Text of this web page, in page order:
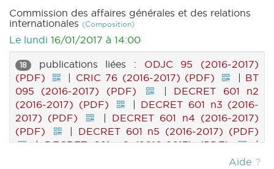
Commission des affaires générales et des relations
internationales (Composition)
Le lundi 16/01/2017 à 14:00
18 publications liées : ODJC 95 (2016-2017)
(PDF)
| CRIC 76 (2016-2017) (PDF) | BT
095 (2016-2017) (PDF)
| DECRET 601 n2
(2016-2017) (PDF)
| DECRET 601 n3 (2016-
2017) (PDF)
| DECRET 601 n4 (2016-2017)
(PDF)
| DECRET 601 n5 (2016-2017) (PDF)
|DECRET 601 n6 (2016-2017) (PDF)
|
DECRET
Aide